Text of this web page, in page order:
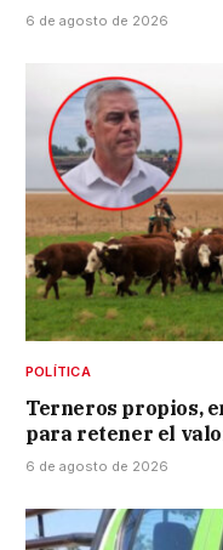
6 de agosto de 2026
POLÍTICA
Terneros propios,
para retener el
6 de agosto de 2026